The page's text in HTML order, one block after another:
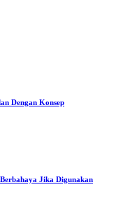
Dengan Konsep
Jika Digunakan